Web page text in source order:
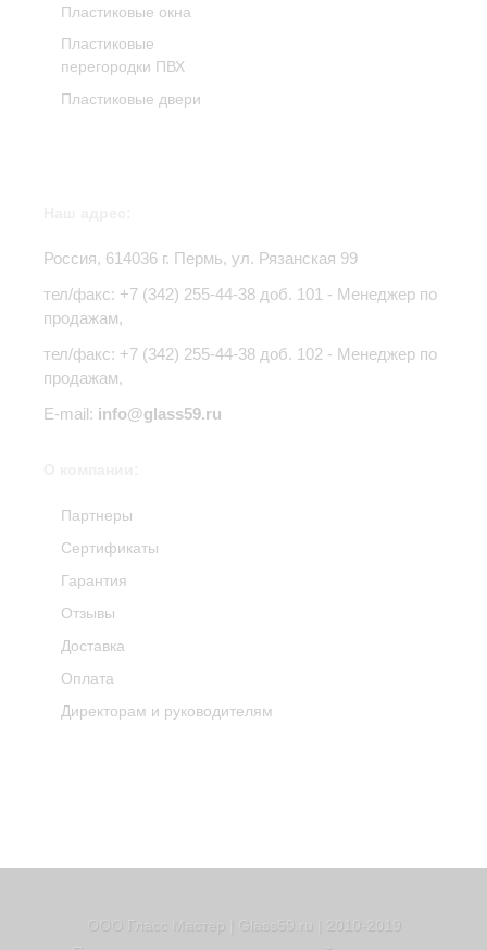
Пластиковые окна
Пластиковые
перегородки ПВХ
Пластиковые двери
Россия, 614036 г. Пермь, ул. Рязанская 99
тел/факс: +7 (342) 255-44-38 доб. 101 - Менеджер по
продажам,
тел/факс: +7 (342) 255-44-38 доб. 102 - Менеджер по
продажам,
E-mail: info@glass59.ru
Партнеры
Сертификаты
Гарантия
Отзывы
Доставка
Оплата
Директорам и руководителям
ООО Гласс Мастер | Glass59.ru | 2010-2019